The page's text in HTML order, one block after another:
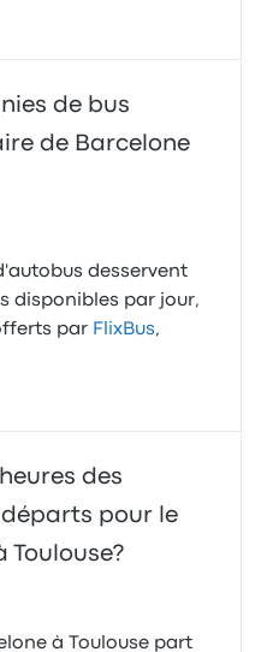
de bus
de Barcelone
desservent
disponibles par jour,
par FlixBus,
des
pour le
Toulouse?
à Toulouse part